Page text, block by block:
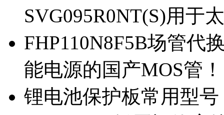
SVG095R0NT(S)用于
FHP110N8F5B场管代
能电源的国产MOS管！
锂电池保护板常用型